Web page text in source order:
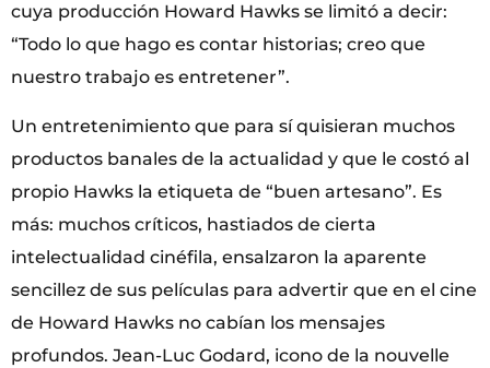
cuya producción Howard Hawks se limitó a decir:
“Todo lo que hago es contar historias; creo que
nuestro trabajo es entretener”.
Un entretenimiento que para sí quisieran muchos
productos banales de la actualidad y que le costó al
propio Hawks la etiqueta de “buen artesano”. Es
más: muchos críticos, hastiados de cierta
intelectualidad cinéfila, ensalzaron la aparente
sencillez de sus películas para advertir que en el cine
de Howard Hawks no cabían los mensajes
profundos. Jean-Luc Godard, icono de la nouvelle